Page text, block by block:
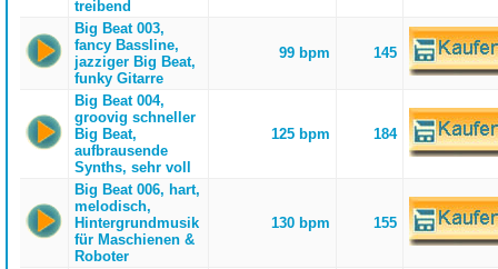
treibend
Big Beat 003,
fancy Bassline,
jazziger Big Beat,
funky Gitarre
99 bpm 145
Big Beat 004,
groovig schneller
Big Beat,
aufbrausende
Synths, sehr voll
125 bpm 184
Big Beat 006, hart,
melodisch,
Hintergrundmusik
für Maschienen &
Roboter
130 bpm 155